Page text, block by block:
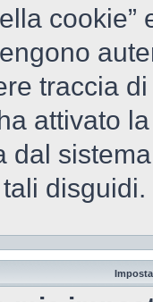
traccia
attivato
dal
disguidi.